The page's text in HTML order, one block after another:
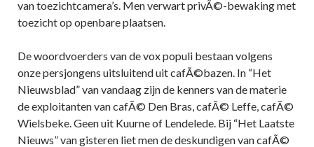
van toezichtcamera’s. Men verwart privÃ©-bewaking met
toezicht op openbare plaatsen.
De woordvoerders van de vox populi bestaan volgens
onze persjongens uitsluitend uit cafÃ©bazen. In “Het
Nieuwsblad” van vandaag zijn de kenners van de materie
de exploitanten van cafÃ© Den Bras, cafÃ© Leffe, cafÃ©
Wielsbeke. Geen uit Kuurne of Lendelede. Bij “Het Laatste
Nieuws” van gisteren liet men de deskundigen van cafÃ©